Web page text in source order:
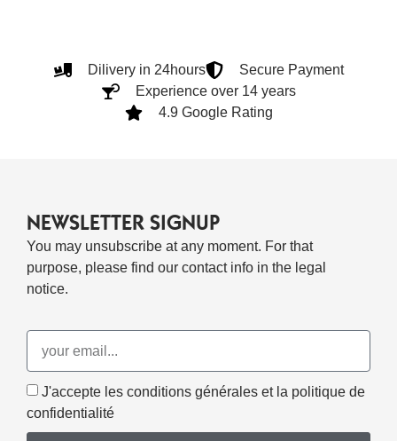
Dilivery in 24hours
Secure Payment
Experience over 14 years
4.9 Google Rating
NEWSLETTER SIGNUP
You may unsubscribe at any moment. For that
purpose, please find our contact info in the legal
notice.
J'accepte les conditions générales et la politique de
confidentialité